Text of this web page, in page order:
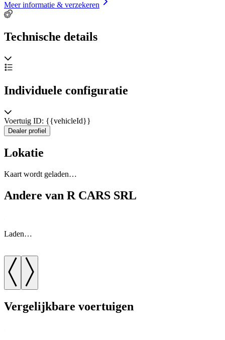
Meer informatie & verzekeren
Technische details
Individuele configuratie
Voertuig ID: {{vehicleId}}
Dealer profiel
Lokatie
Kaart wordt geladen…
Andere van R CARS SRL
Laden…
Vergelijkbare voertuigen